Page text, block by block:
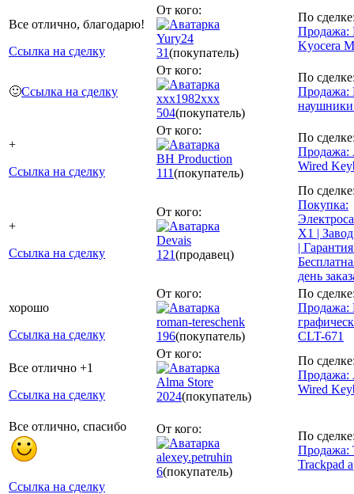
Все отлично, благодарю!
Ссылка на сделку
От кого:
Yury24
31(покупатель)
По
Kyocera
🙂Ссылка на сделку
От кого:
xxx1982xxx
504(покупатель)
По
Продажа:
+
Ссылка на сделку
От кого:
BH Production
111(покупатель)
По
Продажа:
Wired
+
Ссылка на сделку
От кого:
Devais
121(продавец)
По
Покупка:
X1 |
|
день
хорошо
Ссылка на сделку
От кого:
roman-tereschenk
196(покупатель)
По
Продажа:
CLT-671
Все отлично +1
Ссылка на сделку
От кого:
Alma Store
2024(покупатель)
По
Продажа:
Wired
Все отлично, спасибо
Ссылка на сделку
От кого:
alexey.petruhin
6(покупатель)
По
Продажа:
Trackpad